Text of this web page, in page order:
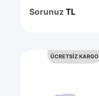
SorunuzTL
ÜCRETSİZ KARGO